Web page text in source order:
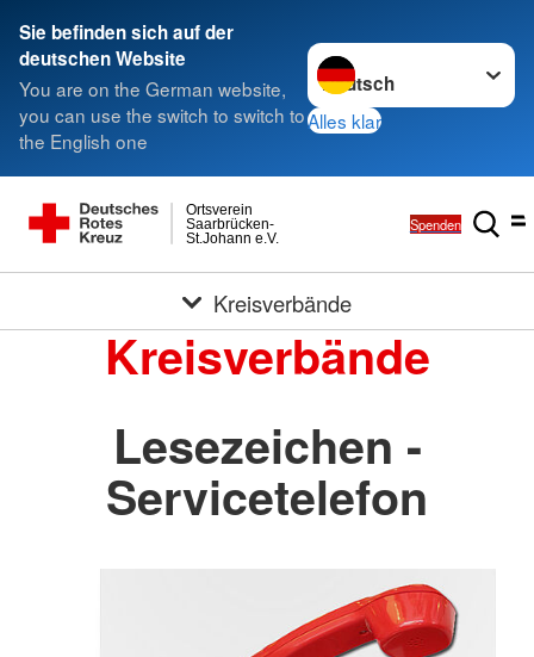
Sie befinden sich auf der
deutschen Website
You are on the German website,
you can use the switch to switch to
the English one
Sprache wechseln zu
Alles klar
St.Johann e.V.
Saarbrücken-
Ortsverein
Spenden
Kreisverbände
Kreisverbände
Lesezeichen -
Servicetelefon